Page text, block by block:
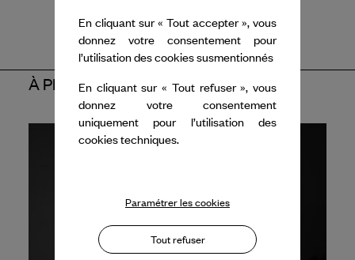
À PROPOS DE L'ARTISTE
En cliquant sur « Tout accepter », vous
donnez votre consentement pour
l’utilisation des cookies susmentionnés
En cliquant sur « Tout refuser », vous
donnez votre consentement
uniquement pour l’utilisation des
cookies techniques.
Paramétrer les cookies
Tout refuser